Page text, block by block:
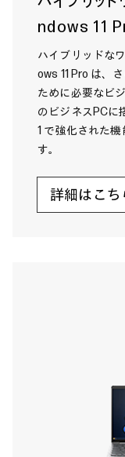
ndows 11
ハイブリッドな
ows 11 Pro は、
ために必要なビ
のビジネスPCに
1 で強化された
す。
詳細はこち